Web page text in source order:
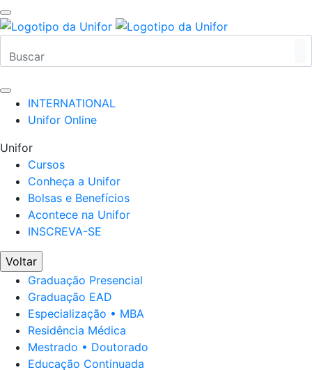
INTERNATIONAL
Unifor Online
Unifor
Cursos
Conheça a Unifor
Bolsas e Benefícios
Acontece na Unifor
INSCREVA-SE
Voltar
Graduação Presencial
Graduação EAD
Especialização • MBA
Residência Médica
Mestrado • Doutorado
Educação Continuada